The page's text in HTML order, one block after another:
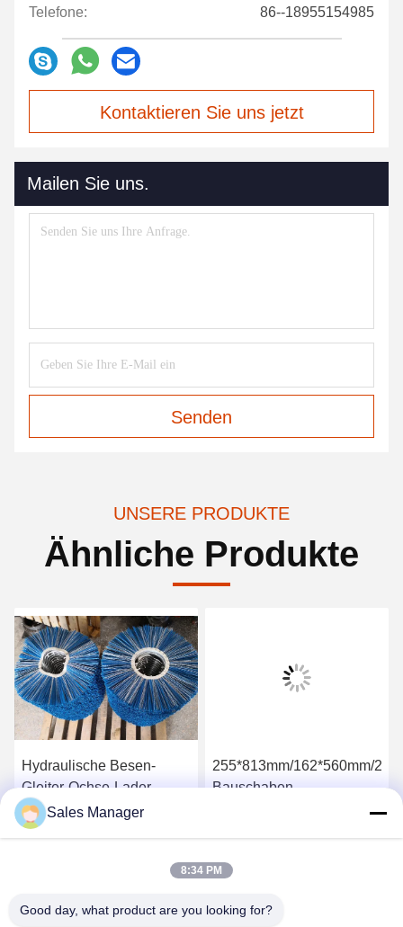
Telefone: 86--18955154985
Kontaktieren Sie uns jetzt
Mailen Sie uns.
Senden
UNSERE PRODUKTE
Ähnliche Produkte
Hydraulische Besen-
Gleiter-Ochse-Lader-
Macht-Kehrmaschine-
Bürste
Erhalten Sie besten Preis
255*813mm/162*560mm/
Bauschaben
Sales Manager
8:34 PM
Good day, what product are you looking for?